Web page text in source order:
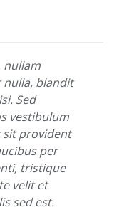
nullam
blandit
Sed
vestibulum
sit provident
per
tristique
velit et
sed est.